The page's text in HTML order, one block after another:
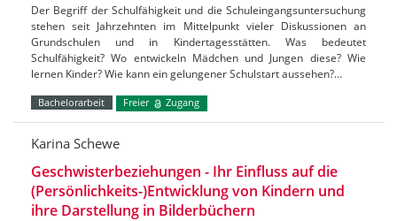
Der Begriff der Schulfähigkeit und die Schuleingangsuntersuchung
stehen seit Jahrzehnten im Mittelpunkt vieler Diskussionen an
Grundschulen und in Kindertagesstätten. Was bedeutet
Schulfähigkeit? Wo entwickeln Mädchen und Jungen diese? Wie
lernen Kinder? Wie kann ein gelungener Schulstart aussehen?…
Bachelorarbeit Freier Zugang
Karina Schewe
Geschwisterbeziehungen - Ihr Einfluss auf die
(Persönlichkeits-)Entwicklung von Kindern und
ihre Darstellung in Bilderbüchern